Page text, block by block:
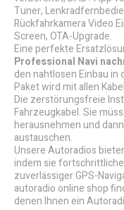
Tuner,
Rückfahrkamera Video
Screen, OTA-Upgrade.
Eine perfekte
Professional Navi
den nahtlosen Einbau
Paket wird mit allen
Die zerstörungsfreie
Fahrzeugkabel. Sie
herausnehmen und
austauschen.
Unsere Autoradios
indem sie
zuverlässiger GPS-
autoradio online shop
denen Ihnen ein